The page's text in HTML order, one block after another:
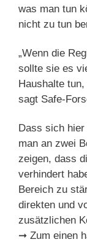
was man tun
nicht zu tun
„Wenn die
sollte sie es
Haushalte
sagt Safe-
Dass sich
man an zwei
zeigen, dass
verhindert
Bereich zu
direkten und
zusätzlichen
➞ Zum einen